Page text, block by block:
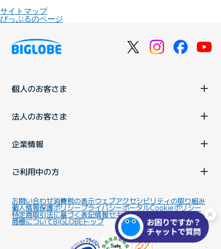
サイトマップ
びっぷるのページ
個人のお客さま
法人のお客さま
企業情報
ご利用中の方
お問い合わせ消費税の表示ウェブアクセシビリティの取り組み
個人情報保護ポリシープライバシーポータルCookieポリシー
特定商取引法に基づく表記情報セキュリティ基本方針
商標についてBIGLOBEトップ